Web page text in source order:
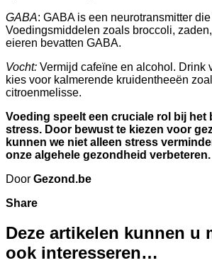
GABA: GABA is een neurotransmitter
Voedingsmiddelen zoals broccoli,
eieren bevatten GABA.
Vocht: Vermijd cafeïne en alcohol. Drink
kies voor kalmerende kruidentheeën
citroenmelisse.
Voeding speelt een cruciale rol bij het
stress. Door bewust te kiezen voor
kunnen we niet alleen stress
onze algehele gezondheid verbeteren.
Door Gezond.be
Share
Deze artikelen kunnen u
ook interesseren…